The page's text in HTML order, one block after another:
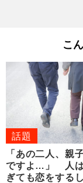
こ
話題
「あの二人、親
ですよ…」 人は
ぎても恋をする